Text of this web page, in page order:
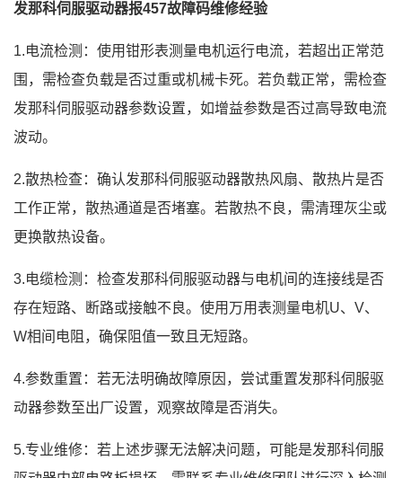
发那科伺服驱动器报457故障码维修经验
1.电流检测：使用钳形表测量电机运行电流，若超出正常范
围，需检查负载是否过重或机械卡死。若负载正常，需检查
发那科伺服驱动器参数设置，如增益参数是否过高导致电流
波动。
2.散热检查：确认发那科伺服驱动器散热风扇、散热片是否
工作正常，散热通道是否堵塞。若散热不良，需清理灰尘或
更换散热设备。
3.电缆检测：检查发那科伺服驱动器与电机间的连接线是否
存在短路、断路或接触不良。使用万用表测量电机U、V、
W相间电阻，确保阻值一致且无短路。
4.参数重置：若无法明确故障原因，尝试重置发那科伺服驱
动器参数至出厂设置，观察故障是否消失。
5.专业维修：若上述步骤无法解决问题，可能是发那科伺服